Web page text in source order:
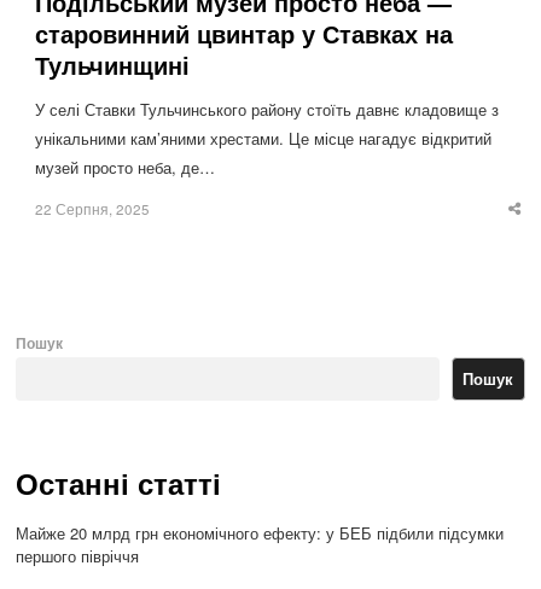
старовинний цвинтар у Ставках на
Тульчинщині
У селі Ставки Тульчинського району стоїть давнє кладовище з
унікальними кам’яними хрестами. Це місце нагадує відкритий
музей просто неба, де…
22 Серпня, 2025
Пошук
Пошук
Останні статті
Майже 20 млрд грн економічного ефекту: у БЕБ підбили підсумки
першого півріччя